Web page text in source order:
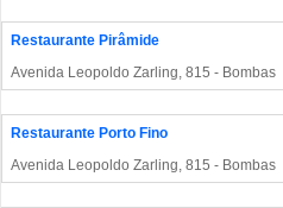
Restaurante Pirâmide
Avenida Leopoldo Zarling, 815 - Bombas
Restaurante Porto Fino
Avenida Leopoldo Zarling, 815 - Bombas